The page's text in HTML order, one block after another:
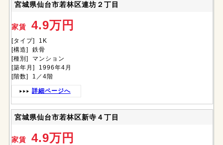
宮城県仙台市若林区連坊２丁目
家賃 4.9万円
[タイプ] 1K
[構造] 鉄骨
[種別] マンション
[築年月] 1996年4月
[階数] 1／4階
詳細ページへ
宮城県仙台市若林区新寺４丁目
家賃 4.9万円